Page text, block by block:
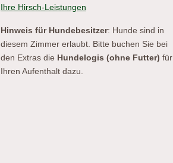
Ihre Hirsch-Leistungen
Hinweis für Hundebesitzer: Hunde sind in
diesem Zimmer erlaubt. Bitte buchen Sie bei
den Extras die Hundelogis (ohne Futter) für
Ihren Aufenthalt dazu.